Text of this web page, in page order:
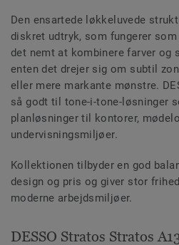
Den ensartede løkkeluvede
diskret udtryk, som fungerer
det nemt at kombinere farver og
enten det drejer sig om subtil
eller mere markante mønstre.
så godt til tone-i-tone-løsninger
planløsninger til kontorer,
undervisningsmiljøer.
Kollektionen tilbyder en god
design og pris og giver stor
moderne arbejdsmiljøer.
DESSO Stratos Stratos